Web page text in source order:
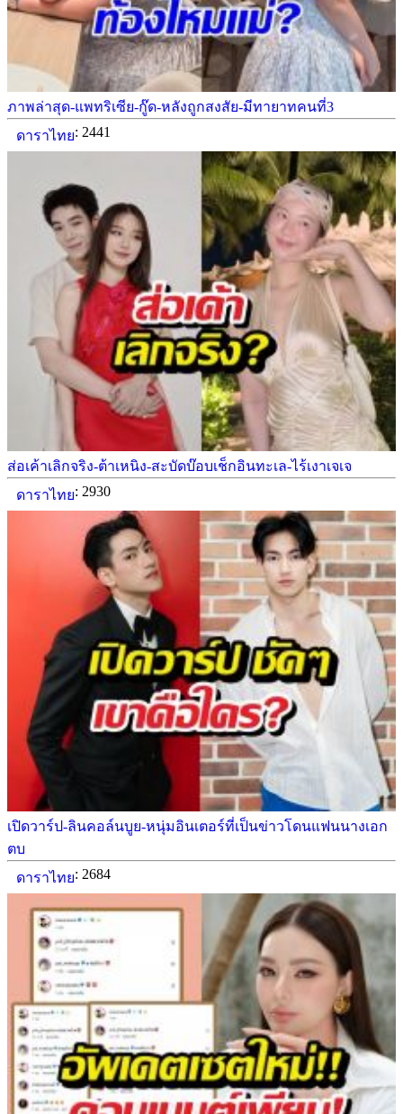
ภาพล่าสุด-แพทริเซีย-กู๊ด-หลังถูกสงสัย-มีทายาทคนที่3
ดาราไทย: 2441
ส่อเค้าเลิกจริง-ต้าเหนิง-สะบัดบ๊อบเช็กอินทะเล-ไร้เงาเจเจ
ดาราไทย: 2930
เปิดวาร์ป-ลินคอล์นบูย-หนุ่มอินเตอร์ที่เป็นข่าวโดนแฟนนางเอก
ตบ
ดาราไทย: 2684